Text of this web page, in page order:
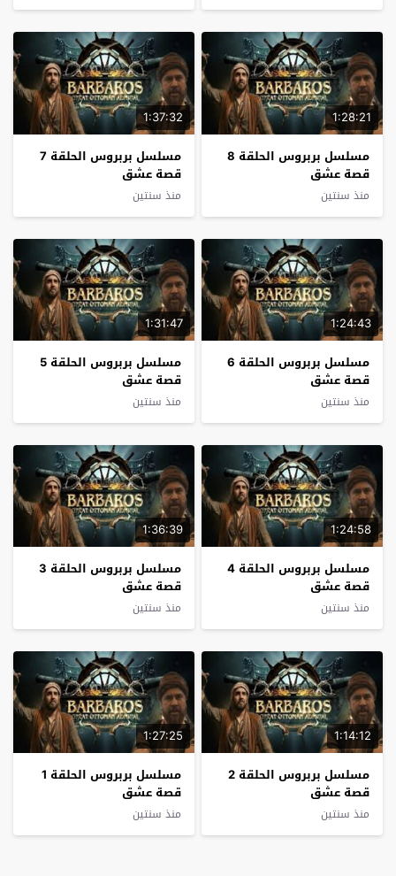
1:28:21
مسلسل بربروس الحلقة 8
قصة عشق
منذ سنتين
1:37:32
مسلسل بربروس الحلقة 7
قصة عشق
منذ سنتين
1:24:43
مسلسل بربروس الحلقة 6
قصة عشق
منذ سنتين
1:31:47
مسلسل بربروس الحلقة 5
قصة عشق
منذ سنتين
1:24:58
مسلسل بربروس الحلقة 4
قصة عشق
منذ سنتين
1:36:39
مسلسل بربروس الحلقة 3
قصة عشق
منذ سنتين
1:14:12
مسلسل بربروس الحلقة 2
قصة عشق
منذ سنتين
1:27:25
مسلسل بربروس الحلقة 1
قصة عشق
منذ سنتين